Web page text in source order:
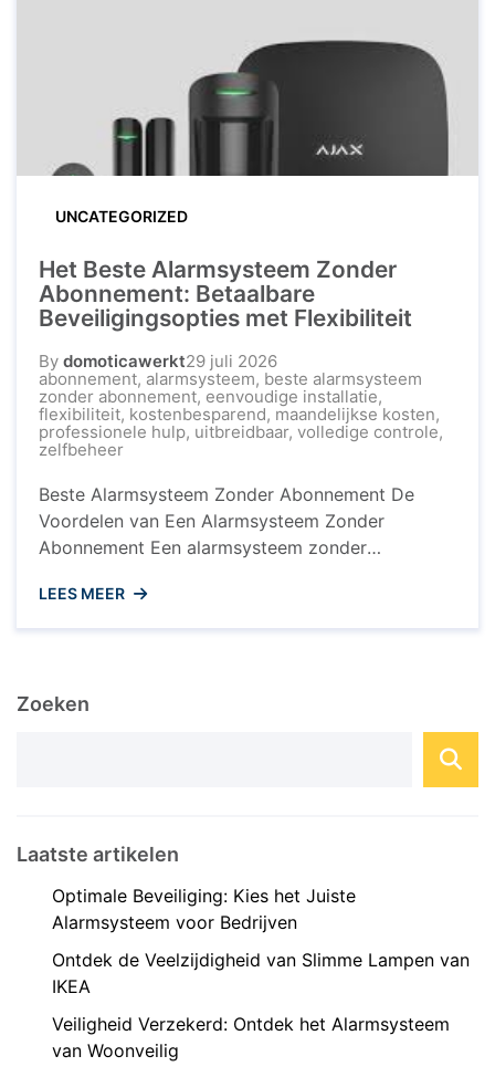
UNCATEGORIZED
Het Beste Alarmsysteem Zonder
Abonnement: Betaalbare
Beveiligingsopties met Flexibiliteit
By domoticawerkt29 juli 2026
abonnement, alarmsysteem, beste alarmsysteem
zonder abonnement, eenvoudige installatie,
flexibiliteit, kostenbesparend, maandelijkse kosten,
professionele hulp, uitbreidbaar, volledige controle,
zelfbeheer
Beste Alarmsysteem Zonder Abonnement De
Voordelen van Een Alarmsysteem Zonder
Abonnement Een alarmsysteem zonder
huiseigenaren die op zoek zijn naar een
betaalbare en effectieve manier om hun huis te
langdurige contracten en maandelijkse kosten,
biedt een alarmsysteem zonder abonnement ...
LEES MEER
Zoeken
Laatste artikelen
Optimale Beveiliging: Kies het Juiste
Alarmsysteem voor Bedrijven
Ontdek de Veelzijdigheid van Slimme Lampen van
IKEA
Veiligheid Verzekerd: Ontdek het Alarmsysteem
van Woonveilig